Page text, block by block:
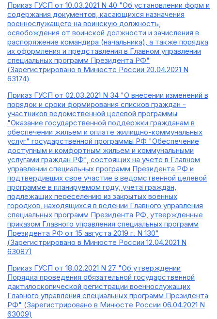
Приказ ГУСП от 10.03.2021 N 40 "Об установлении форм и
содержания документов, касающихся назначения
военнослужащего на воинскую должность,
освобождения от воинской должности и зачисления в
распоряжение командира (начальника), а также порядка
их оформления и представления в Главном управлении
специальных программ Президента РФ"
(Зарегистрировано в Минюсте России 20.04.2021 N
63174)
Приказ ГУСП от 02.03.2021 N 34 "О внесении изменений в
порядок и сроки формирования списков граждан -
участников ведомственной целевой программы
"Оказание государственной поддержки гражданам в
обеспечении жильем и оплате жилищно-коммунальных
услуг" государственной программы РФ "Обеспечение
доступным и комфортным жильем и коммунальными
услугами граждан РФ", состоящих на учете в Главном
управлении специальных программ Президента РФ и
подтвердивших свое участие в ведомственной целевой
программе в планируемом году, учета граждан,
подлежащих переселению из закрытых военных
городков, находящихся в ведении Главного управления
специальных программ Президента РФ, утвержденные
приказом Главного управления специальных программ
Президента РФ от 15 августа 2019 г. N 130"
(Зарегистрировано в Минюсте России 12.04.2021 N
63087)
Приказ ГУСП от 18.02.2021 N 27 "Об утверждении
Порядка проведения обязательной государственной
дактилоскопической регистрации военнослужащих
Главного управления специальных программ Президента
РФ" (Зарегистрировано в Минюсте России 06.04.2021 N
63009)